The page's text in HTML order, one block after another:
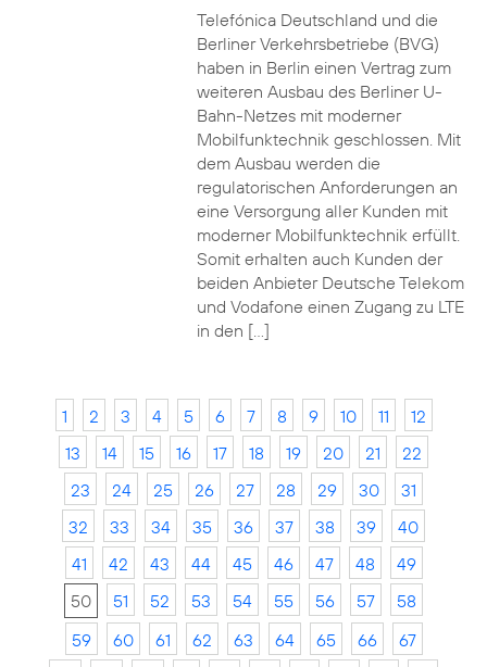
Telefónica Deutschland und die
Berliner Verkehrsbetriebe (BVG)
haben in Berlin einen Vertrag zum
weiteren Ausbau des Berliner U-
Bahn-Netzes mit moderner
Mobilfunktechnik geschlossen. Mit
dem Ausbau werden die
regulatorischen Anforderungen an
eine Versorgung aller Kunden mit
moderner Mobilfunktechnik erfüllt.
Somit erhalten auch Kunden der
beiden Anbieter Deutsche Telekom
und Vodafone einen Zugang zu LTE
in den […]
1 2 3 4 5 6 7 8 9 10 11
12
13
14 15 16 17 18 19 20 21
22
23
24 25 26 27 28 29 30
31
32
33 34 35 36 37 38 39
40
41
42 43 44 45 46 47 48
49
50
51 52 53 54 55 56 57
58
59
60 61 62 63 64 65 66
67